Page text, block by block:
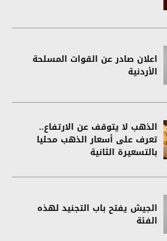
اعلان صادر عن القوات المسلحة
الأردنية
الذهب لا يتوقف عن الارتفاع..
تعرف على أسعار الذهب محليا
بالتسعيرة الثانية
الجيش يفتح باب التجنيد لهذه
الفئة